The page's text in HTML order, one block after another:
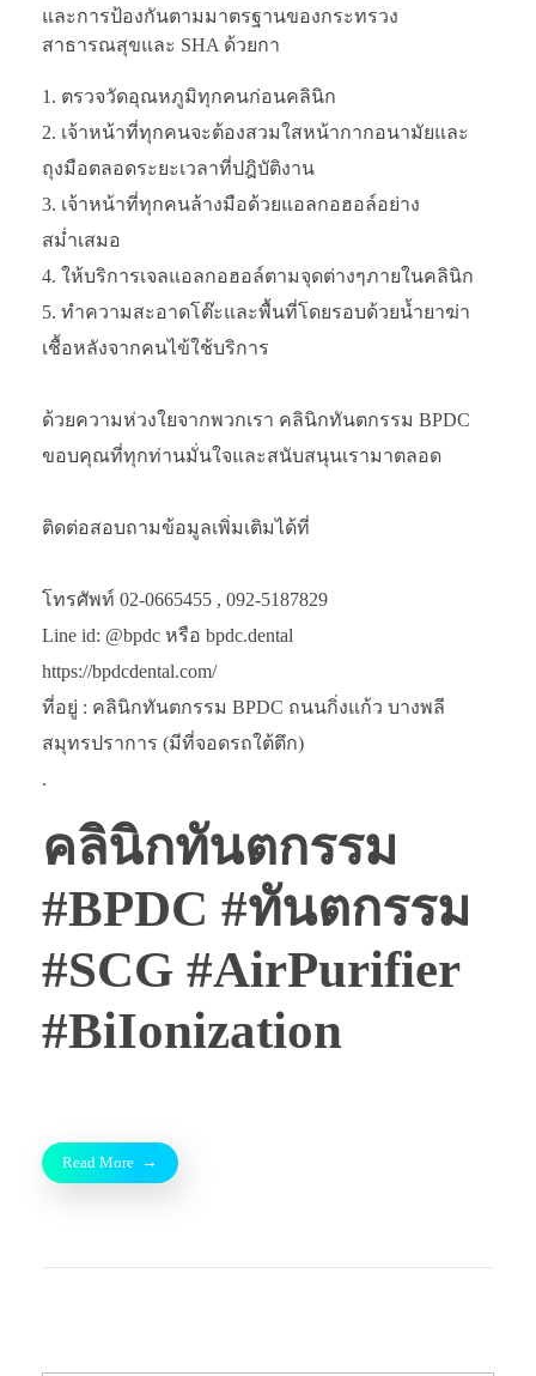
และการป้องกันตามมาตรฐานของกระทรวง
สาธารณสุขและ SHA ด้วยกา
ตรวจวัดอุณหภูมิทุกคนก่อนคลินิก
เจ้าหน้าที่ทุกคนจะต้องสวมใสหน้ากากอนามัยและ
ถุงมือตลอดระยะเวลาที่ปฎิบัติงาน
เจ้าหน้าที่ทุกคนล้างมือด้วยแอลกอฮอล์อย่าง
สม่ำเสมอ
ให้บริการเจลแอลกอฮอล์ตามจุดต่างๆภายในคลินิก
ทำความสะอาดโต๊ะและพื้นที่โดยรอบด้วยน้ำยาฆ่า
เชื้อหลังจากคนไข้ใช้บริการ
ด้วยความห่วงใยจากพวกเรา คลินิกทันตกรรม BPDC
ขอบคุณที่ทุกท่านมั่นใจและสนับสนุนเรามาตลอด
ติดต่อสอบถามข้อมูลเพิ่มเติมได้ที่
โทรศัพท์ 02-0665455 , 092-5187829
Line id: @bpdc หรือ bpdc.dental
https://bpdcdental.com/
ที่อยู่ : คลินิกทันตกรรม BPDC ถนนกิ่งแก้ว บางพลี
สมุทรปราการ (มีที่จอดรถใต้ตึก)
.
คลินิกทันตกรรม
#BPDC #ทันตกรรม
#SCG #AirPurifier
#BiIonization
Read More